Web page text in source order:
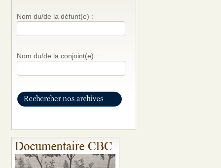
Nom du/de la défunt(e) :
Nom du/de la conjoint(e) :